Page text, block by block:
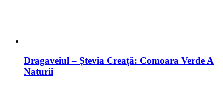
Dragaveiul – Ștevia Creață: Comoara Verde A
Naturii